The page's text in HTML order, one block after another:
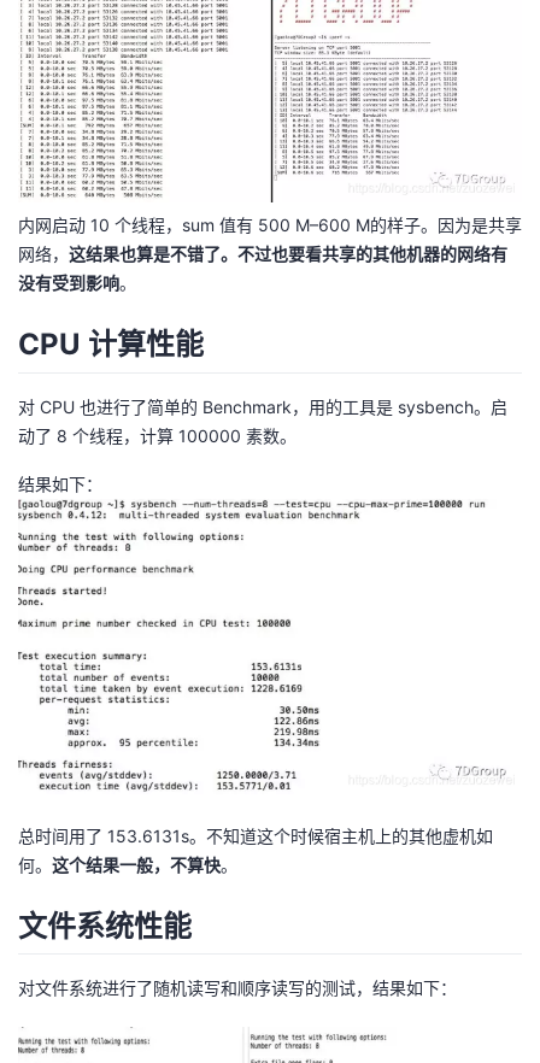
程
认
证
的
实
验
我
的
收
藏
支
持
声
建
议
内网启动 10 个线程，sum 值有 500 M–600 M的样子。因为是共享
网络， 这结果也算是不错了。不过也要看共享的其他机器的网络有
没有受到影响。
CPU 计算性能
对 CPU 也进行了简单的 Benchmark，用的工具是 sysbench。启
动了 8 个线程，计算 100000 素数。
结果如下：
总时间用了 153.6131s。不知道这个时候宿主机上的其他虚机如
何。 这个结果一般，不算快。
文件系统性能
对文件系统进行了随机读写和顺序读写的测试，结果如下：